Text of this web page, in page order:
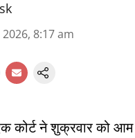
8:17 am
कोर्ट ने शुक्रवार को